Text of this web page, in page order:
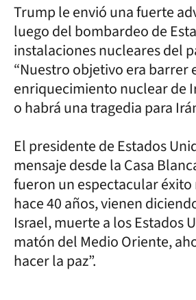
Trump le envió una fuerte
luego del bombardeo de
instalaciones nucleares del
“Nuestro objetivo era barrer
enriquecimiento nuclear de
o habrá una tragedia para
El presidente de Estados
mensaje desde la Casa
fueron un espectacular éxito
hace 40 años, vienen
Israel, muerte a los Estados
matón del Medio Oriente,
hacer la paz”.